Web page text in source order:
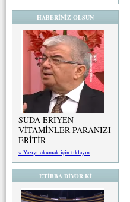
HABERİNİZ OLSUN
SUDA ERİYEN
VİTAMİNLER PARANIZI
ERİTİR
» Yazıyı okumak için tıklayın
ETİBBA DİYOR Kİ